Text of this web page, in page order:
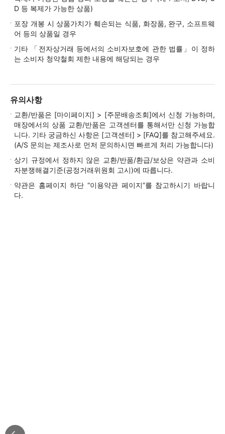
D 등 복제가 가능한 상품)
포장 개봉 시 상품가치가 훼손되는 식품, 화장품, 완구, 소프트웨
어 등의 상품일 경우
기타 「전자상거래 등에서의 소비자보호에 관한 법률」이 정하
는 소비자 청약철회 제한 내용에 해당되는 경우
유의사항
교환/반품은 [마이페이지] > [주문배송조회]에서 신청 가능하며,
매장에서의 상품 교환/반품은 고객센터를 통해서만 신청 가능합
니다. 기타 궁금하신 사항은 [고객센터] > [FAQ]를 참고해주세요.
(A/S 문의는 제조사로 먼저 문의하시면 빠르게 처리 가능합니다)
상기 규정에서 정하지 않은 교환/반품/환급/보상은 약관과 소비
자분쟁해결기준(공정거래위원회 고시)에 따릅니다.
약관은 홈페이지 하단 “이용약관 페이지”를 참고하시기 바랍니
다.